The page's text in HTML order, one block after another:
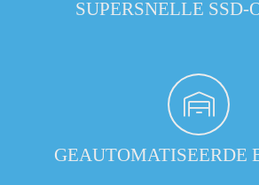
SUPERSNELLE SSD-
GEAUTOMATISEERDE